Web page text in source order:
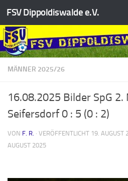
Zum Inhalt springen
FSV Dippoldiswalde e.V.
MÄNNER 2025/26
16.08.2025 Bilder SpG 2.
Seifersdorf 0 : 5 (0 : 2)
VON F. R. · VERÖFFENTLICHT 19. AUGUST
AUGUST 2025